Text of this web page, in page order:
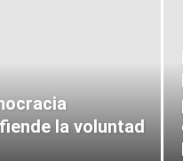
la voluntad